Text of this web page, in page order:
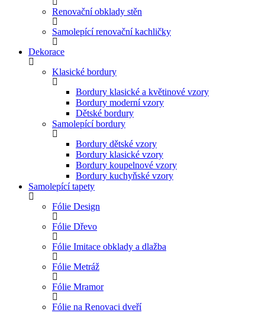
Renovační obklady stěn
Samolepící renovační kachličky
Dekorace
Klasické bordury
Bordury klasické a květinové vzory
Bordury moderní vzory
Dětské bordury
Samolepící bordury
Bordury dětské vzory
Bordury klasické vzory
Bordury koupelnové vzory
Bordury kuchyňské vzory
Samolepící tapety
Fólie Design
Fólie Dřevo
Fólie Imitace obklady a dlažba
Fólie Metráž
Fólie Mramor
Fólie na Renovaci dveří